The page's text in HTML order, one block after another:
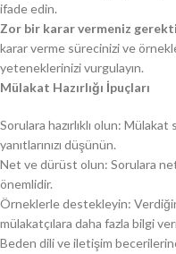
ifade edin.
Zor bir karar vermeniz
karar verme sürecinizi ve
yeteneklerinizi vurgulayın.
Mülakat Hazırlığı İpuçları
Sorulara hazırlıklı olun: Mülakat
yanıtlarınızı düşünün.
Net ve dürüst olun: Sorulara
önemlidir.
Örneklerle destekleyin:
mülakatçılara daha fazla bilgi
Beden dili ve iletişim